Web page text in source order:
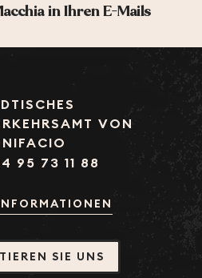
in Ihren E-Mails
VON
95 73 11 88
SIE UNS